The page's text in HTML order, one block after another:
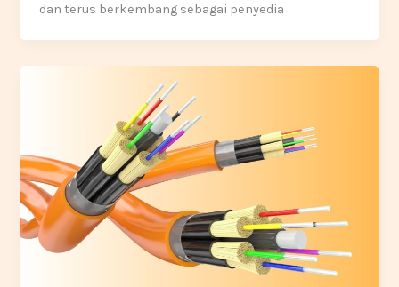
dan terus berkembang sebagai penyedia